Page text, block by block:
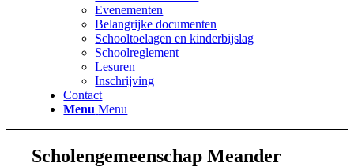
Evenementen
Belangrijke documenten
Schooltoelagen en kinderbijslag
Schoolreglement
Lesuren
Inschrijving
Contact
Menu Menu
Scholengemeenschap Meander